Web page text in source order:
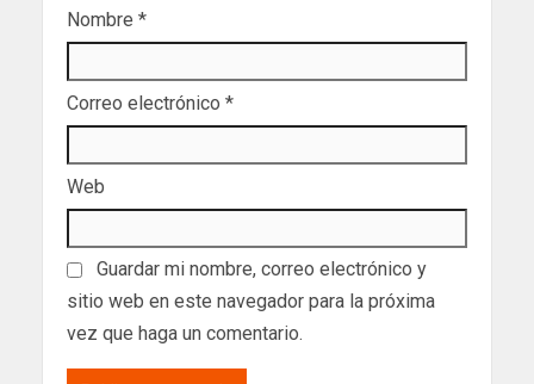
Nombre *
Correo electrónico *
Web
Guardar mi nombre, correo electrónico y
sitio web en este navegador para la próxima
vez que haga un comentario.